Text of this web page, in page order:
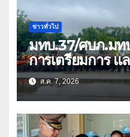
ข่าวทั่วไป
มทบ.37/ศบภ.มท
การเตรียมการ แ
ด้านการบรรเทา
ส.ค. 7, 2026